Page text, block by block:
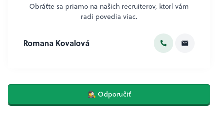
Obráťte sa priamo na našich recruiterov, ktorí vám
radi povedia viac.
Romana Kovalová
🕵️‍♀️ Odporučiť